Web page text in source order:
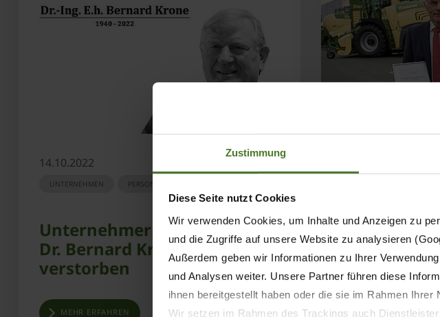
Zustimmung
Diese Seite nutzt Cookies
Wir verwenden Cookies, um Inhalte und Anzeigen zu
und die Zugriffe auf unsere Website zu analysieren
Außerdem geben wir Informationen zu Ihrer
und Analysen weiter. Unsere Partner führen diese
ihnen bereitgestellt haben oder die sie im Rahmen Ihrer
Wir setzen im Rahmen des Trackings auch
14.10.2022
UNTERNEHMEN PERSONEN
Unternehmerpersönlichkeit
Dr. Bernard Krone
verstorben
MEHR ERFAHREN
Dr.-Ing.
erhält
MEHR ERFAHREN